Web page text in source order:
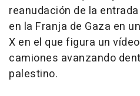
reanudación de la
en la Franja de Gaza en
X en el que figura un
camiones avanzando
palestino.